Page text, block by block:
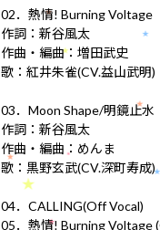
02．熱情! Burning Voltage
作詞：新谷風太
作曲・編曲：増田武史
歌：紅井朱雀(CV.益山武明)
03．Moon Shape/明鏡止水
作詞：新谷風太
作曲・編曲：めんま
歌：黒野玄武(CV.深町寿成)
04．CALLING(Off Vocal)
05．熱情! Burning Voltage